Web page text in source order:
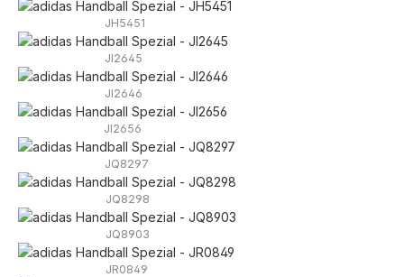
JH5451
JI2645
JI2646
JI2656
JQ8297
JQ8298
JQ8903
JR0849